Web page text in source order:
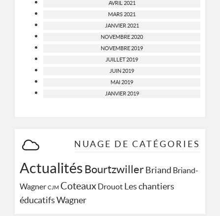
AVRIL 2021
MARS 2021
JANVIER 2021
NOVEMBRE 2020
NOVEMBRE 2019
JUILLET 2019
JUIN 2019
MAI 2019
JANVIER 2019
NUAGE DE CATÉGORIES
Actualités Bourtzwiller Briand Briand-
Wagner CJM Coteaux Drouot Les chantiers
éducatifs Wagner